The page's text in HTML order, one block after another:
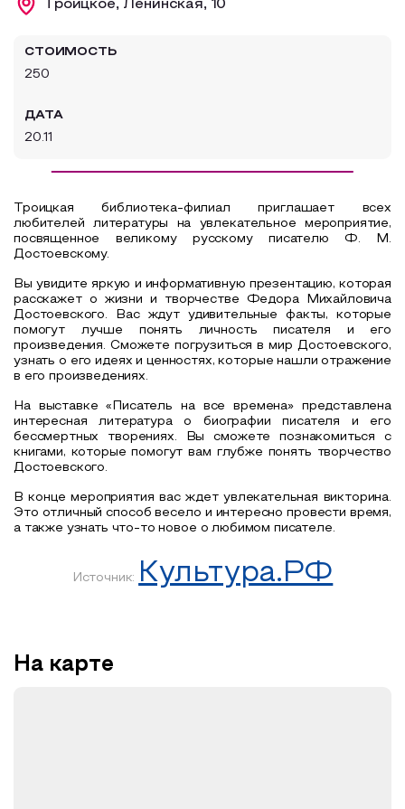
Аттестованные экскурсоводы
Все маршруты
Троицкое, Ленинская, 10
СТОИМОСТЬ
250
ДАТА
20.11
Троицкая библиотека-филиал приглашает всех
любителей литературы на увлекательное мероприятие,
посвященное великому русскому писателю Ф. М.
Достоевскому.
Вы увидите яркую и информативную презентацию, которая
расскажет о жизни и творчестве Федора Михайловича
Достоевского. Вас ждут удивительные факты, которые
помогут лучше понять личность писателя и его
произведения. Сможете погрузиться в мир Достоевского,
узнать о его идеях и ценностях, которые нашли отражение
в его произведениях.
На выставке «Писатель на все времена» представлена
интересная литература о биографии писателя и его
бессмертных творениях. Вы сможете познакомиться с
книгами, которые помогут вам глубже понять творчество
Достоевского.
В конце мероприятия вас ждет увлекательная викторина.
Это отличный способ весело и интересно провести время,
а также узнать что-то новое о любимом писателе.
Источник: Культура.РФ
На карте